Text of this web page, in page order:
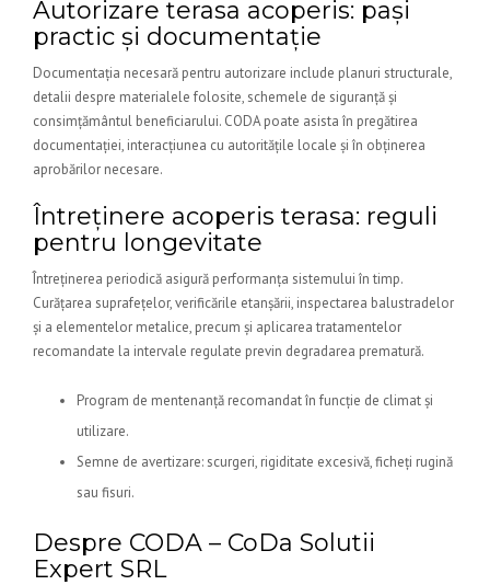
Autorizare terasa acoperis: pași
practic și documentație
Documentația necesară pentru autorizare include planuri structurale,
detalii despre materialele folosite, schemele de siguranță și
consimțământul beneficiarului. CODA poate asista în pregătirea
documentației, interacțiunea cu autoritățile locale și în obținerea
aprobărilor necesare.
Întreținere acoperis terasa: reguli
pentru longevitate
Întreținerea periodică asigură performanța sistemului în timp.
Curățarea suprafețelor, verificările etanșării, inspectarea balustradelor
și a elementelor metalice, precum și aplicarea tratamentelor
recomandate la intervale regulate previn degradarea prematură.
Program de mentenanță recomandat în funcție de climat și
utilizare.
Semne de avertizare: scurgeri, rigiditate excesivă, ficheți rugină
sau fisuri.
Despre CODA – CoDa Solutii
Expert SRL